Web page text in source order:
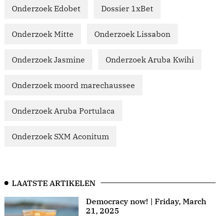
Onderzoek Edobet Dossier 1xBet
Onderzoek Mitte Onderzoek Lissabon
Onderzoek Jasmine Onderzoek Aruba Kwihi
Onderzoek moord marechaussee
Onderzoek Aruba Portulaca
Onderzoek SXM Aconitum
LAATSTE ARTIKELEN
Democracy now! | Friday, March
21, 2025